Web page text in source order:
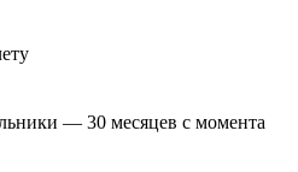
— 30 месяцев с момента